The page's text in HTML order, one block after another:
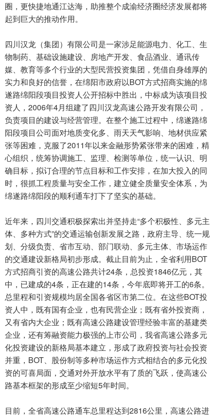
圈，更快捷地通江达海，助推整个成渝经济圈经济发展都将
起到巨大的推动作用。
四川汉龙（集团）有限公司是一家涉足能源电力、化工、生
物制药、基础设施建设、房地产开发、食品酒业、通讯传
媒、教育等多个行业的大型民营投资集团，凭借自身雄厚的
实力和良好的信誉，在绵阳市政府以BOT方式招商实施的绵
遂路绵阳段项目投资人公开招标中胜出，中标成为该项目投
资人，2006年4月组建了四川汉龙高速公路开发有限公司，
负责项目的建设与经营管理。在整个施工过程中，绵遂路绵
阳段项目公司面对地质变化多、雨天天气影响、地材供应紧
张等困难，克服了2011年以来金融形势紧张带来的困难，精
心组织，统筹协调施工、监理、检测等单位，统一认识、明
确目标，拟订合理的节点目标和工作安排，在加大投入的同
时，很抓工程质量与安全工作，建立健全质量安全体系，为
绵遂路绵阳段的顺利通车打下了坚实的基础。
近年来，四川交通积极探索出并坚持走“多个积极性、多元主
体、多种方式”的交通运输创新发展之路，政府主导、统一规
划、分级负责、省市互动、部门联动、多元主体、市场运作
的交通建设新格局初步形成。截止目前为止，全省利用BOT
方式招商引资的高速公路共计24条，总投资1846亿元，其
中，已建成的4条，正在建的14条，今年底即将开工的6条。
总里程和引资规模均居全国各省区市第二位。在这些BOT投
资人中，既有国有企业，也有民营企业；既有省外投资商，
又有省内大企业；既有高速公路建设管理经验丰富的基建类
企业，还有筹融资能力极强的上市公司，我省高速公路多元
化投资建设的新格局基本建立，形成了政府投资与社会投资
并重，BOT、股份制等多种市场运作方式相结合的多元化投
资的可喜局面，交通对外开放水平有了质的飞跃，使高速公
路基本框架的形成至少缩短5年时间。
目前，全省高速公路通车总里程达到2816公里，高速公路进